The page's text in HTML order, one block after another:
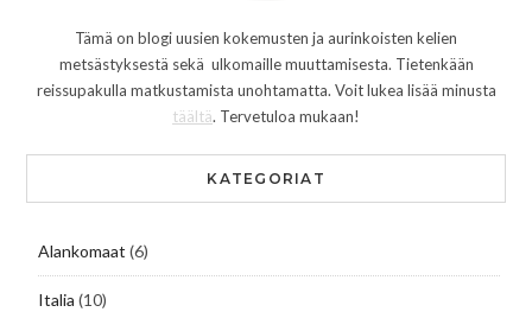
Tämä on blogi uusien kokemusten ja aurinkoisten kelien
metsästyksestä sekä ulkomaille muuttamisesta. Tietenkään
reissupakulla matkustamista unohtamatta. Voit lukea lisää minusta
täältä. Tervetuloa mukaan!
KATEGORIAT
Alankomaat (6)
Italia (10)